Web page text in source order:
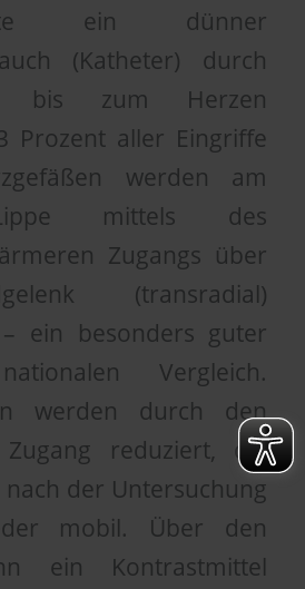
ein dünner
(Katheter) durch
bis zum Herzen
Prozent aller Eingriffe
werden am
mittels des
Zugangs über
(transradial)
ein besonders guter
Vergleich.
werden durch den
Zugang reduziert, die
nach der Untersuchung
mobil. Über den
ein Kontrastmittel